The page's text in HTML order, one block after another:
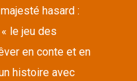
hasard :
le jeu des
en conte et en
histoire avec